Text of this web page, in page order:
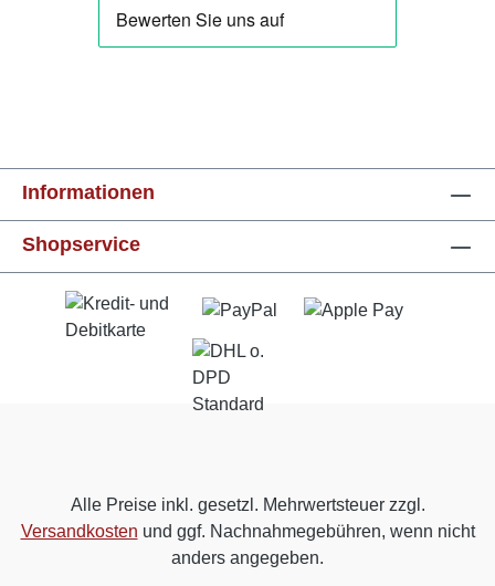
Informationen
Shopservice
Alle Preise inkl. gesetzl. Mehrwertsteuer zzgl.
Versandkosten und ggf. Nachnahmegebühren, wenn nicht
anders angegeben.